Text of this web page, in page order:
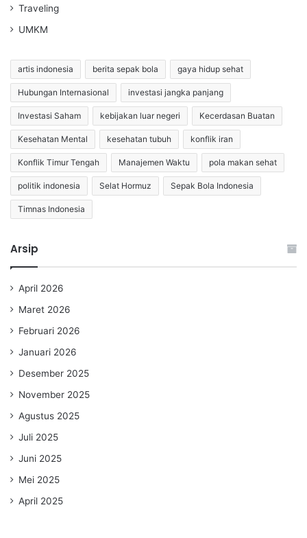
Traveling
UMKM
artis indonesia berita sepak bola gaya hidup sehat
Hubungan Internasional investasi jangka panjang
Investasi Saham kebijakan luar negeri Kecerdasan Buatan
Kesehatan Mental kesehatan tubuh konflik iran
Konflik Timur Tengah Manajemen Waktu pola makan sehat
politik indonesia Selat Hormuz Sepak Bola Indonesia
Timnas Indonesia
Arsip
April 2026
Maret 2026
Februari 2026
Januari 2026
Desember 2025
November 2025
Agustus 2025
Juli 2025
Juni 2025
Mei 2025
April 2025